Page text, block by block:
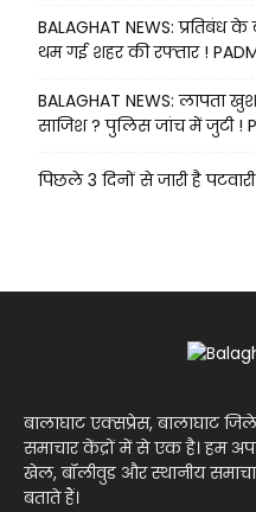
BALAGHAT NEWS: प्रतिबंध
थम गई शहर की रफ्तार !
BALAGHAT NEWS: लापता
साजिश ? पुलिस जांच में जुटी !
पिछले 3 दिनों से जारी है
बालाघाट एक्सप्रेस, बालाघाट
समाचार केंद्रों में से एक है। हम अपने
खेल, बॉलीवुड और स्थानीय
बताते हैं।